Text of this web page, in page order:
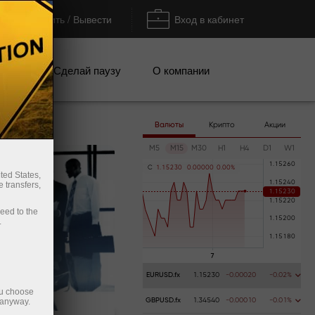
Пополнить / Вывести Вход в кабинет
Сделай паузу О компании
Валюты Крипто Акции
M5 M15 M30 H1 H4 D1 W1
C 1 . 1 52 30 0 .00000 0 .00%
EURUSD.fx 1.15230 -0.00020 -0.02%
GBPUSD.fx 1.34540 -0.00010 -0.01%
States,
transfers,
to the
choose